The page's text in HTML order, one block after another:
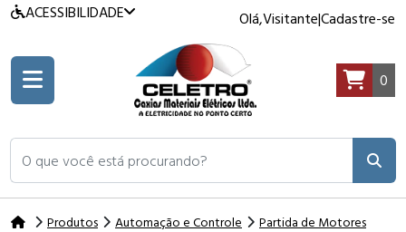
ACESSIBILIDADE Olá,Visitante|Cadastre-se
O que você está procurando?
0
Produtos Automação e Controle Partida de Motores